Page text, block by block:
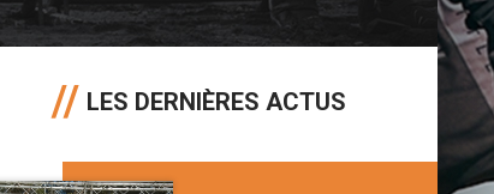
LES DERNIÈRES ACTUS